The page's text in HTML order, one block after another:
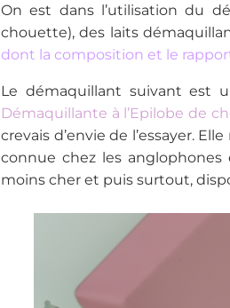
On est dans l’utilisation du
chouette), des laits
dont la composition et le
Le démaquillant suivant est
Démaquillante à l’Epilobe de
crevais d’envie de l’essayer.
connue chez les anglophones
moins cher et puis surtout,